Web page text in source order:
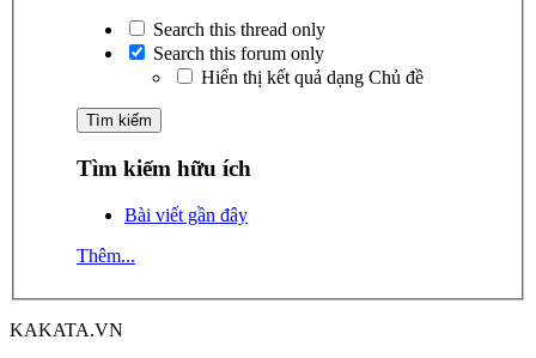
Search this thread only
Search this forum only
Hiển thị kết quả dạng Chủ đề
Tìm kiếm hữu ích
Bài viết gần đây
Thêm...
KAKATA.VN